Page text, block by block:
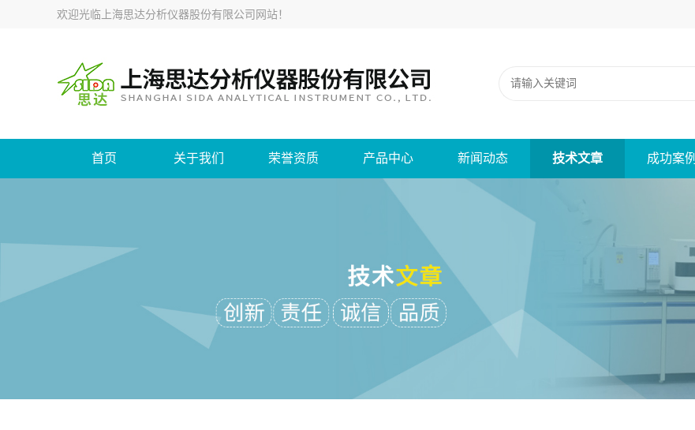
欢迎光临 上海思达分析仪器股份有限公司网站！
首页 关于我们 荣誉资质 产品中心 新闻动态 技术文章 成功案例